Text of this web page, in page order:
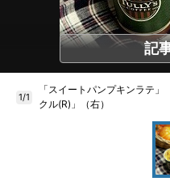
記
1/1
「スイートパンプキンラテ
クル(R)」（右）